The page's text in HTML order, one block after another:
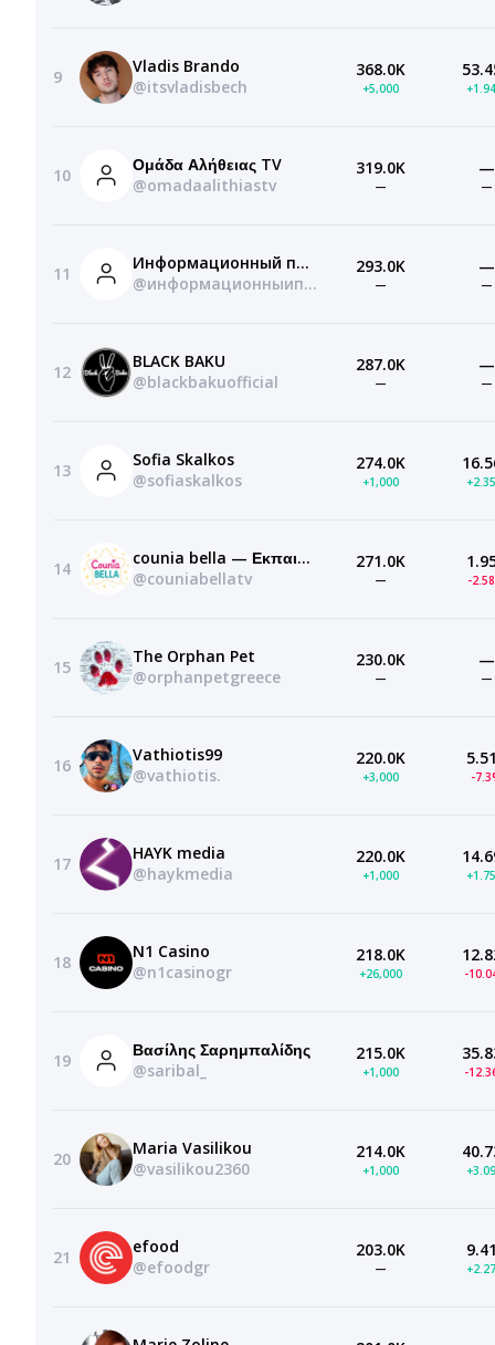
9
Vladis Brando
@itsvladisbech
368.0K
+5,000
10
Ομάδα Αλήθειας TV
@omadaalithiastv
319.0K
—
—
—
11
Информационный портал Святой Горы Афон
@информационныипорталсвятоигоры
293.0K
—
—
—
12
BLACK BAKU
@blackbakuofficial
287.0K
—
—
—
13
Sofia Skalkos
@sofiaskalkos
274.0K
+1,000
14
counia bella — Εκπαιδευτικό κανάλι για παιδιά
@couniabellatv
271.0K
— -
15
The Orphan Pet
@orphanpetgreece
230.0K
—
—
—
16
Vathiotis99
@vathiotis.
220.0K
+3,000 -
17
HAYK media
@haykmedia
220.0K
+1,000
18
N1 Casino
@n1casinogr
218.0K
+26,000 -
19
Βασίλης Σαρημπαλίδης
@saribal_
215.0K
+1,000 -
20
Maria Vasilikou
@vasilikou2360
214.0K
+1,000
21
efood
@efoodgr
203.0K
—